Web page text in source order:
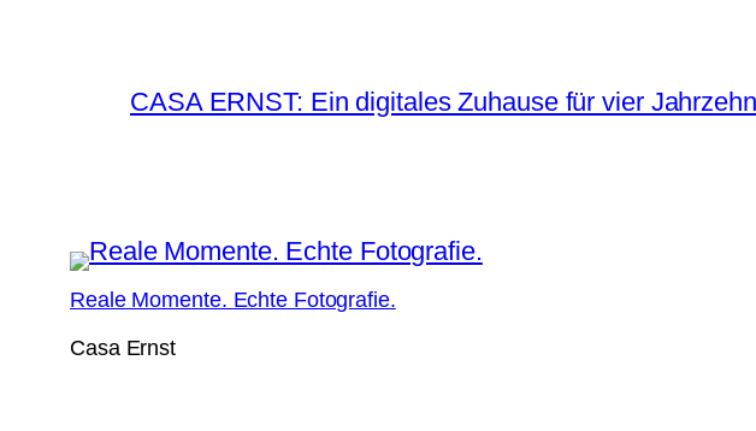
CASA ERNST: Ein digitales Zuhause für vier
Reale Momente. Echte Fotografie.
Casa Ernst